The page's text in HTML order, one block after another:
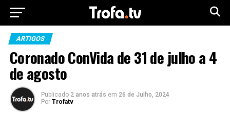
ARTIGOS
Coronado ConVida de 31 de julho a 4
de agosto
Publicado 2 anos atrás em 26 de Julho, 2024
Por Trofatv